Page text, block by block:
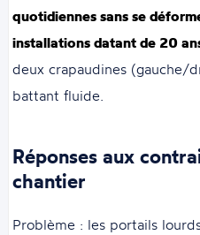
quotidiennes sans se
installations datant de 20
deux crapaudines (gauche/
battant fluide.
Réponses aux
chantier
Problème : les portails